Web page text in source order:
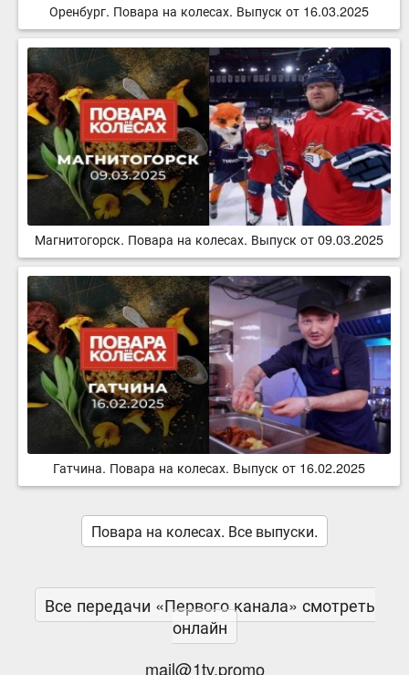
Оренбург. Повара на колесах. Выпуск от 16.03.2025
Магнитогорск. Повара на колесах. Выпуск от 09.03.2025
Гатчина. Повара на колесах. Выпуск от 16.02.2025
Повара на колесах. Все выпуски.
Все передачи «Первого канала» смотреть
онлайн
mail@1tv.promo